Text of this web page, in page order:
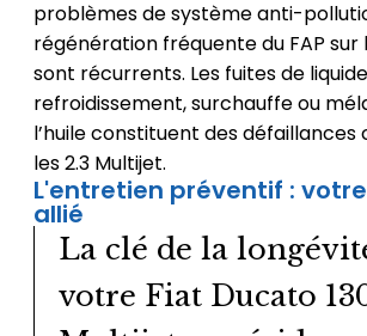
problèmes de système anti-
régénération fréquente du FAP sur
sont récurrents. Les fuites de
refroidissement, surchauffe ou
l’huile constituent des défaillances
les 2.3 Multijet.
L'entretien préventif :
allié
La clé de la
votre Fiat Ducato